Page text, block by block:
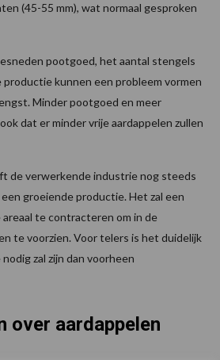
(45-55 mm), wat normaal gesproken
pootgoed, het aantal stengels
kunnen een probleem vormen
Minder pootgoed en meer
dat er minder vrije aardappelen zullen
de verwerkende industrie nog steeds
groeiende productie. Het zal een
te contracteren om in de
te voorzien. Voor telers is het duidelijk
zal zijn dan voorheen
over aardappelen